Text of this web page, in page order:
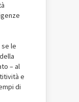
le
– al
e
di